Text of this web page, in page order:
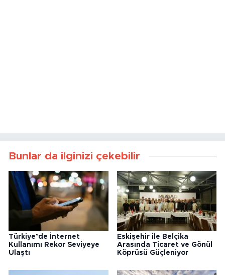
kesimlerinin ortak sorumluluğu olduğunu
ifade etti. Su tasarrufu ve çevreye duyarlı
yaşam alışkanlıklarının yaygınlaştırılması
gerektiği belirtildi.
Kaynak:Bülten